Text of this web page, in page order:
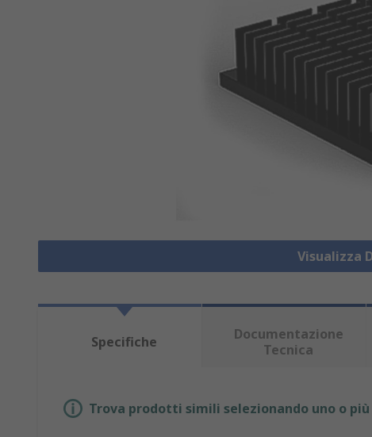
Visualizza
Specifiche
Documentazione
Tecnica
Trova prodotti simili selezionando uno o